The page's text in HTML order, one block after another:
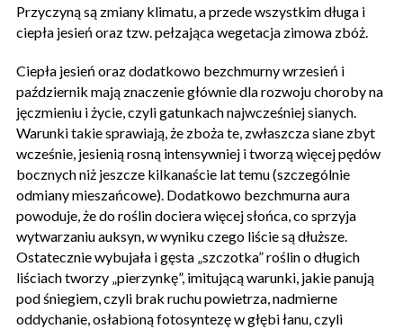
Przyczyną są zmiany klimatu, a przede wszystkim długa i
ciepła jesień oraz tzw. pełzająca wegetacja zimowa zbóż.
Ciepła jesień oraz dodatkowo bezchmurny wrzesień i
październik mają znaczenie głównie dla rozwoju choroby na
jęczmieniu i życie, czyli gatunkach najwcześniej sianych.
Warunki takie sprawiają, że zboża te, zwłaszcza siane zbyt
wcześnie, jesienią rosną intensywniej i tworzą więcej pędów
bocznych niż jeszcze kilkanaście lat temu (szczególnie
odmiany mieszańcowe). Dodatkowo bezchmurna aura
powoduje, że do roślin dociera więcej słońca, co sprzyja
wytwarzaniu auksyn, w wyniku czego liście są dłuższe.
Ostatecznie wybujała i gęsta „szczotka” roślin o długich
liściach tworzy „pierzynkę”, imitującą warunki, jakie panują
pod śniegiem, czyli brak ruchu powietrza, nadmierne
oddychanie, osłabioną fotosyntezę w głębi łanu, czyli